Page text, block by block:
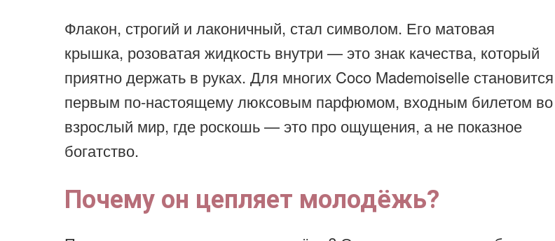
Флакон, строгий и лаконичный, стал символом. Его матовая
крышка, розоватая жидкость внутри — это знак качества, который
приятно держать в руках. Для многих Coco Mademoiselle становится
первым по-настоящему люксовым парфюмом, входным билетом во
взрослый мир, где роскошь — это про ощущения, а не показное
богатство.
Почему он цепляет молодёжь?